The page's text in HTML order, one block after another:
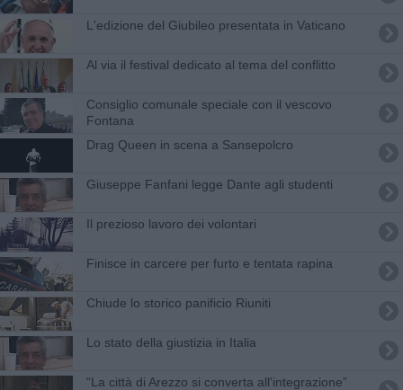
L'edizione del Giubileo presentata in Vaticano
Al via il festival dedicato al tema del conflitto
Consiglio comunale speciale con il vescovo
Fontana
Drag Queen in scena a Sansepolcro
Giuseppe Fanfani legge Dante agli studenti
Il prezioso lavoro dei volontari
Finisce in carcere per furto e tentata rapina
Chiude lo storico panificio Riuniti
Lo stato della giustizia in Italia
“La città di Arezzo si converta all'integrazione”